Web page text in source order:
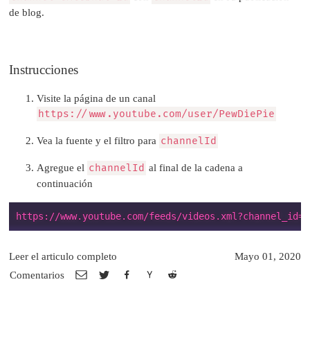
de blog.
Instrucciones
Visite la página de un canal
https://www.youtube.com/user/PewDiePie
Vea la fuente y el filtro para channelId
Agregue el channelId al final de la cadena a
continuación
Comentarios
Leer el articulo completo Mayo 01, 2020